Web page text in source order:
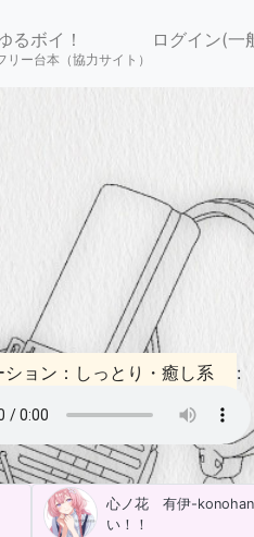
るボイ！
リー台本（協力サイト）
ログイン(一
ション：しっとり・癒し系 :
心ノ花 有伊-
い！！